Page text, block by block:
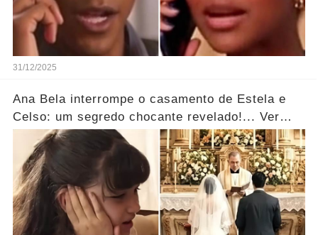
31/12/2025
Ana Bela interrompe o casamento de Estela e
Celso: um segredo chocante revelado!... Ver